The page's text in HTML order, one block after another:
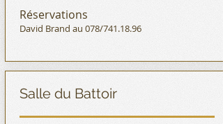
Réservations
David Brand au 078/741.18.96
Salle du Battoir